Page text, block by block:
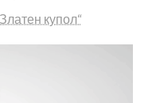
купол“